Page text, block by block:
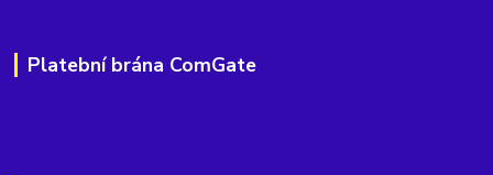
Platební brána ComGate